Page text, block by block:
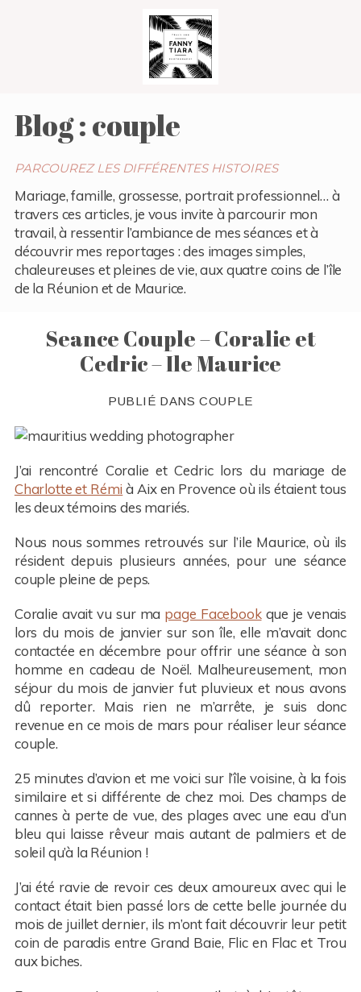
Blog : couple
PARCOUREZ LES DIFFÉRENTES HISTOIRES
Mariage, famille, grossesse, portrait professionnel… à
travers ces articles, je vous invite à parcourir mon
travail, à ressentir l’ambiance de mes séances et à
découvrir mes reportages : des images simples,
chaleureuses et pleines de vie, aux quatre coins de l’île
de la Réunion et de Maurice.
Seance Couple – Coralie et
Cedric – Ile Maurice
PUBLIÉ DANSCOUPLE
J’ai rencontré Coralie et Cedric lors du mariage de
Charlotte et Rémi à Aix en Provence où ils étaient tous
les deux témoins des mariés.
Nous nous sommes retrouvés sur l’ile Maurice, où ils
résident depuis plusieurs années, pour une séance
couple pleine de peps.
Coralie avait vu sur ma page Facebookque je venais
lors du mois de janvier sur son île, elle m’avait donc
contactée en décembre pour offrir une séance à son
homme en cadeau de Noël. Malheureusement, mon
séjour du mois de janvier fut pluvieux et nous avons
dû reporter. Mais rien ne m’arrête, je suis donc
revenue en ce mois de mars pour réaliser leur séance
couple.
25 minutes d’avion et me voici sur l’île voisine, à la fois
similaire et si différente de chez moi. Des champs de
cannes à perte de vue, des plages avec une eau d’un
bleu qui laisse rêveur mais autant de palmiers et de
soleil qu’à la Réunion !
J’ai été ravie de revoir ces deux amoureux avec qui le
contact était bien passé lors de cette belle journée du
mois de juillet dernier, ils m’ont fait découvrir leur petit
coin de paradis entre Grand Baie, Flic en Flac et Trou
aux biches.